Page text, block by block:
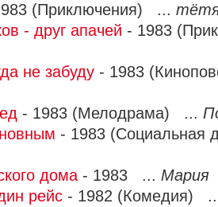
(Приключения) ...
- друг апачей - 1983
не забуду - 1983
- 1983 (Мелодрама) ...
- 1983
дома - 1983 ... Мария
рейс - 1982 (Комедия)